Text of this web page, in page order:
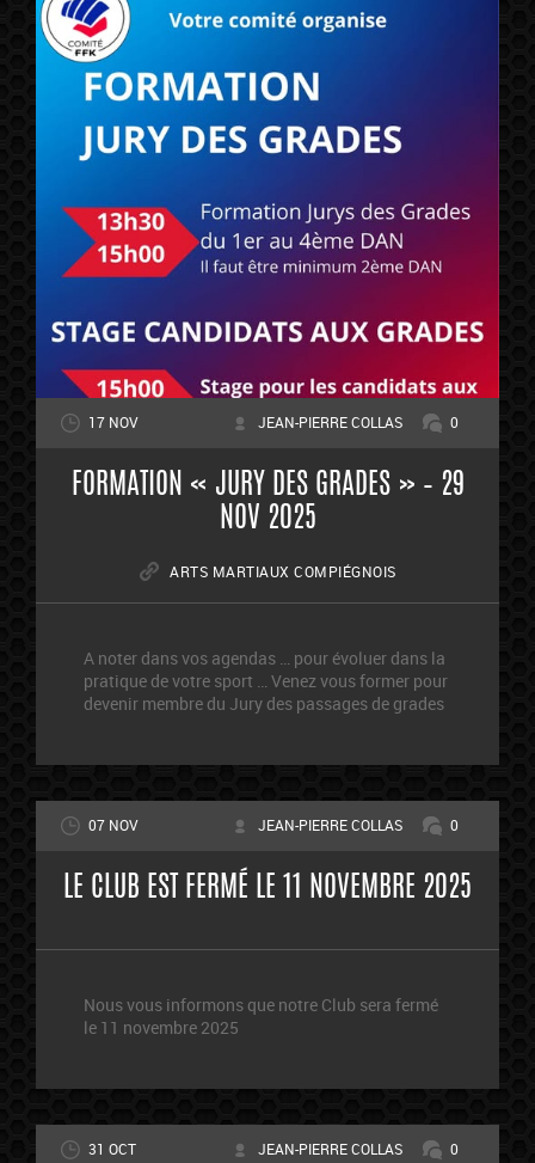
17 NOV JEAN-PIERRE COLLAS 0
FORMATION « JURY DES GRADES » – 29
NOV 2025
ARTS MARTIAUX COMPIÉGNOIS
A noter dans vos agendas … pour évoluer dans la
pratique de votre sport … Venez vous former pour
devenir membre du Jury des passages de grades
07 NOV JEAN-PIERRE COLLAS 0
LE CLUB EST FERMÉ LE 11 NOVEMBRE 2025
Nous vous informons que notre Club sera fermé
le 11 novembre 2025
31 OCT JEAN-PIERRE COLLAS 0